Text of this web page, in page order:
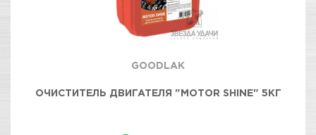
GOODLAK
ОЧИСТИТЕЛЬ ДВИГАТЕЛЯ "MOTOR SHINE" 5КГ